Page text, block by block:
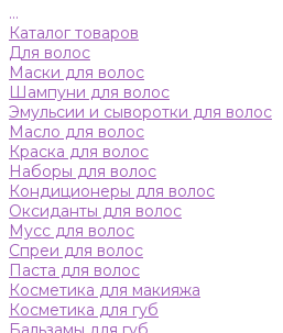
...
Каталог товаров
Для волос
Маски для волос
Шампуни для волос
Эмульсии и сыворотки для волос
Масло для волос
Краска для волос
Наборы для волос
Кондиционеры для волос
Оксиданты для волос
Мусс для волос
Спреи для волос
Паста для волос
Косметика для макияжа
Косметика для губ